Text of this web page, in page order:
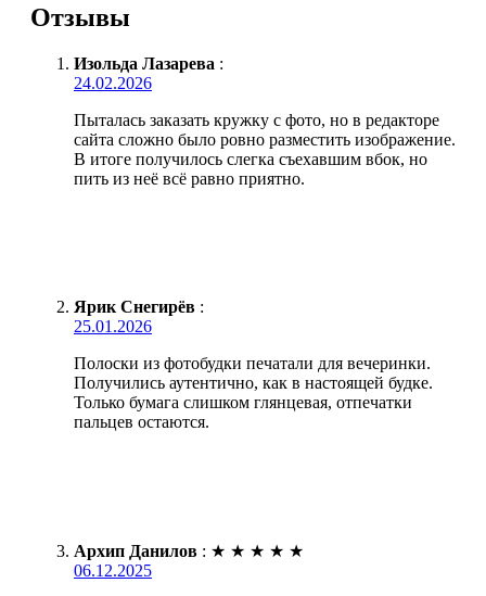
Отзывы
Изольда Лазарева :
24.02.2026
Пыталась заказать кружку с фото, но в редакторе
сайта сложно было ровно разместить изображение.
В итоге получилось слегка съехавшим вбок, но
пить из неё всё равно приятно.
Ярик Снегирёв :
25.01.2026
Полоски из фотобудки печатали для вечеринки.
Получились аутентично, как в настоящей будке.
Только бумага слишком глянцевая, отпечатки
пальцев остаются.
Архип Данилов : ★ ★ ★ ★ ★
06.12.2025